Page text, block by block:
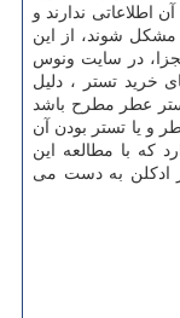
اطلاعاتی ندارند و
مشکل شوند، از این
در سایت ونوس
خرید تستر ، دلیل
عطر مطرح باشد
و یا تستر بودن آن
که با مطالعه این
ادکلن به دست می